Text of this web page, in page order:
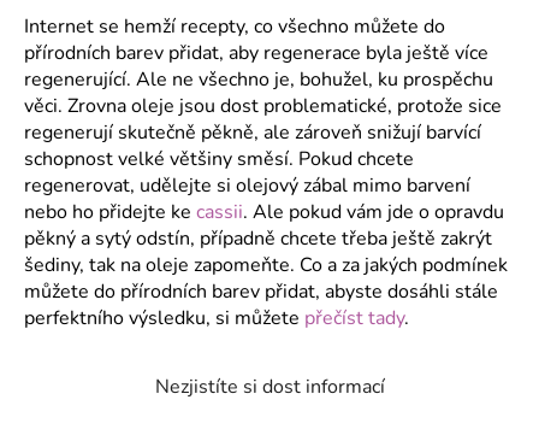
Internet se hemží recepty, co všechno můžete do
přírodních barev přidat, aby regenerace byla ještě více
regenerující. Ale ne všechno je, bohužel, ku prospěchu
věci. Zrovna oleje jsou dost problematické, protože sice
regenerují skutečně pěkně, ale zároveň snižují barvící
schopnost velké většiny směsí. Pokud chcete
regenerovat, udělejte si olejový zábal mimo barvení
nebo ho přidejte ke cassii. Ale pokud vám jde o opravdu
pěkný a sytý odstín, případně chcete třeba ještě zakrýt
šediny, tak na oleje zapomeňte. Co a za jakých podmínek
můžete do přírodních barev přidat, abyste dosáhli stále
perfektního výsledku, si můžete přečíst tady.
Nezjistíte si dost informací
j
e
m
e